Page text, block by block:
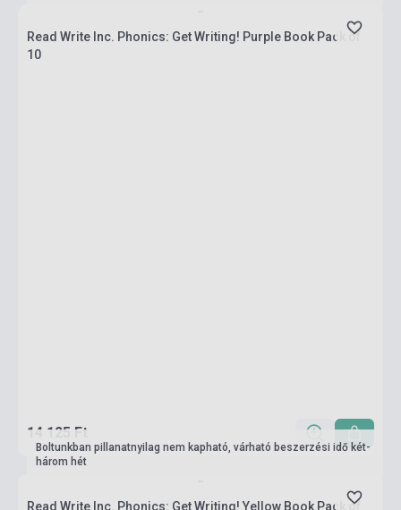
Read Write Inc. Phonics: Get Writing! Purple Book Pack of
10
14 125 Ft
Boltunkban pillanatnyilag nem kapható, várható beszerzési idő két-
három hét
Read Write Inc. Phonics: Get Writing! Yellow Book Pack of